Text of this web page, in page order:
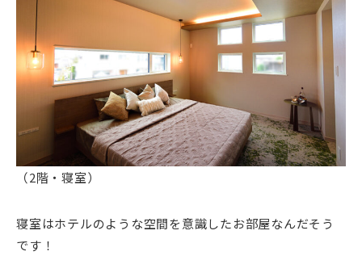
（2階・寝室）
寝室はホテルのような空間を意識したお部屋なんだそう
です！